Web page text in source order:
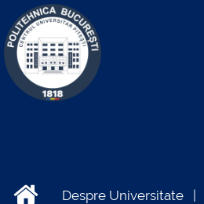
Despre Universitate